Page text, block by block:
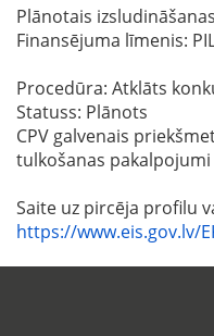
Plānotais
Finansējuma līmenis:
Procedūra: Atklāts
Statuss: Plānots
CPV galvenais
tulkošanas pakalpojumi
Saite uz pircēja profilu
https://www.eis.gov.lv/